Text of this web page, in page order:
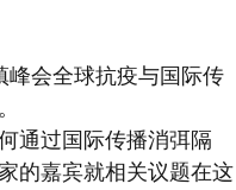
峰会全球抗疫与国际传
过国际传播消弭隔
的嘉宾就相关议题在这